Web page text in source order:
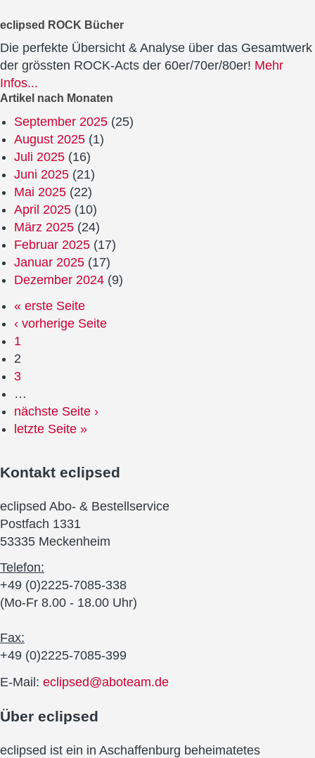
eclipsed ROCK Bücher
Die perfekte Übersicht & Analyse über das Gesamtwerk
der grössten ROCK-Acts der 60er/70er/80er! Mehr
Infos...
Artikel nach Monaten
September 2025 (25)
August 2025 (1)
Juli 2025 (16)
Juni 2025 (21)
Mai 2025 (22)
April 2025 (10)
März 2025 (24)
Februar 2025 (17)
Januar 2025 (17)
Dezember 2024 (9)
« erste Seite
‹ vorherige Seite
1
2
3
…
nächste Seite ›
letzte Seite »
Kontakt eclipsed
eclipsed Abo- & Bestellservice
Postfach 1331
53335 Meckenheim
Telefon:
+49 (0)2225-7085-338
(Mo-Fr 8.00 - 18.00 Uhr)
Fax:
+49 (0)2225-7085-399
E-Mail: eclipsed@aboteam.de
Über eclipsed
eclipsed ist ein in Aschaffenburg beheimatetes